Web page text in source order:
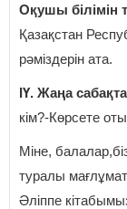
Оқушы білімін
Қазақстан
рәміздерін ата.
ІҮ. Жаңа
кім?-Көрсете
Міне,
туралы
Әліппе